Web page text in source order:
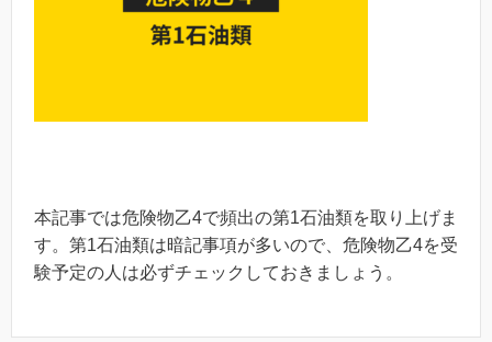
本記事では危険物乙4で頻出の第1石油類を取り上げま
す。第1石油類は暗記事項が多いので、危険物乙4を受
験予定の人は必ずチェックしておきましょう。